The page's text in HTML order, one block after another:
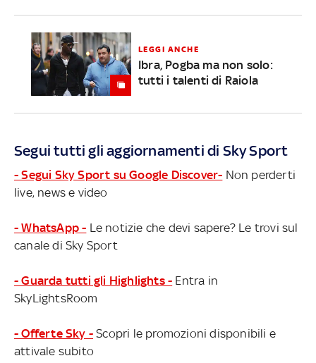
LEGGI ANCHE
Ibra, Pogba ma non solo:
tutti i talenti di Raiola
Segui tutti gli aggiornamenti di Sky Sport
- Segui Sky Sport su Google Discover- Non perderti
live, news e video
- WhatsApp - Le notizie che devi sapere? Le trovi sul
canale di Sky Sport
- Guarda tutti gli Highlights - Entra in
SkyLightsRoom
- Offerte Sky - Scopri le promozioni disponibili e
attivale subito